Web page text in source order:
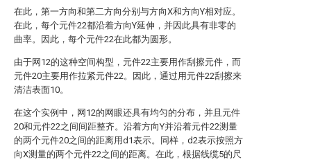
在此，第一方向和第二方向分别与方向X和方向Y相对应。
在此，每个元件22都沿着方向Y延伸，并因此具有非零的
曲率。因此，每个元件22在此都为圆形。
由于网12的这种空间构型，元件22主要用作刮擦元件，而
元件20主要用作拉紧元件22。因此，通过用元件22刮擦来
清洁表面10。
在这个实例中，网12的网眼还具有均匀的分布，并且元件
20和元件22之间间距整齐。沿着方向Y并沿着元件22测量
的两个元件20之间的距离用d1表示。同样，d2表示按照方
向X测量的两个元件22之间的距离。在此，根据线缆5的尺